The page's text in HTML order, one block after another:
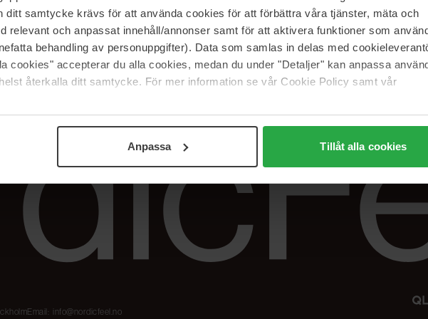
ditt samtycke krävs för att använda cookies för att förbättra våra tjänster, mäta och
relevant och anpassat innehåll/annonser samt för att aktivera funktioner som
behandling av personuppgifter). Data som samlas in delas med
cookies" accepterar du alla cookies, medan du under "Detaljer" kan anpassa
återkalla ditt samtycke. För mer information se vår Cookie Policy samt vår
Anpassa Tillåt alla cookies
The Beauty Edit
Jobb hos oss
Samarbeidspartner
Spor bestillingen min
Retur og reklamasjon
Blush har blitt
Nordicfeel
Email: info@nordicfeel.no